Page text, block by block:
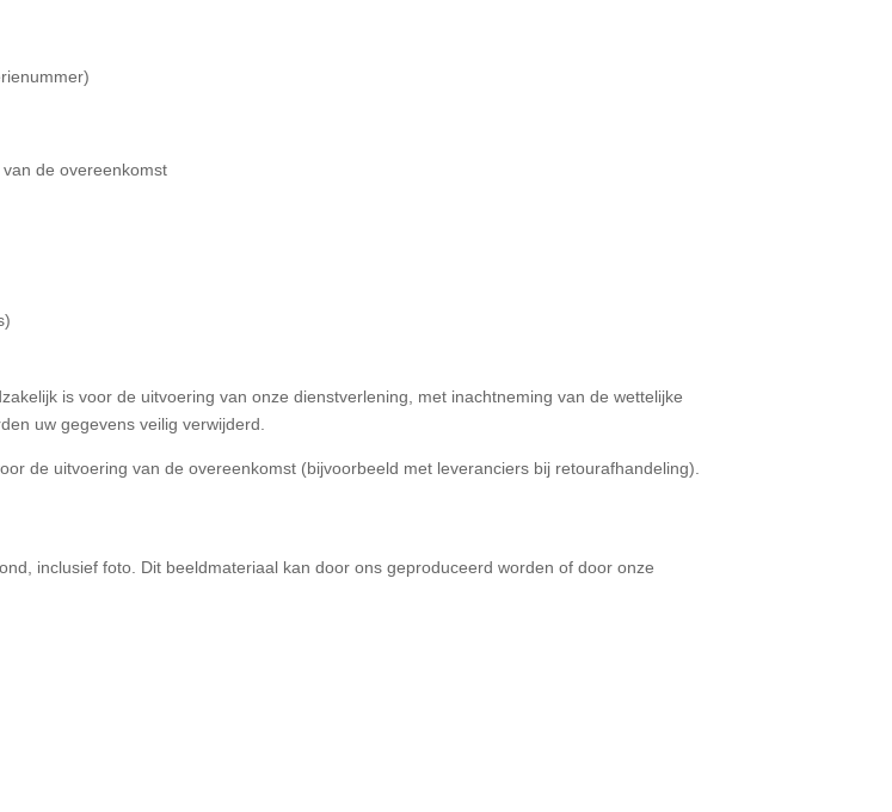
de overeenkomst
is voor de uitvoering van onze dienstverlening, met inachtneming van de wettelijke
uw gegevens veilig verwijderd.
de uitvoering van de overeenkomst (bijvoorbeeld met leveranciers bij retourafhandeling).
inclusief foto. Dit beeldmateriaal kan door ons geproduceerd worden of door onze